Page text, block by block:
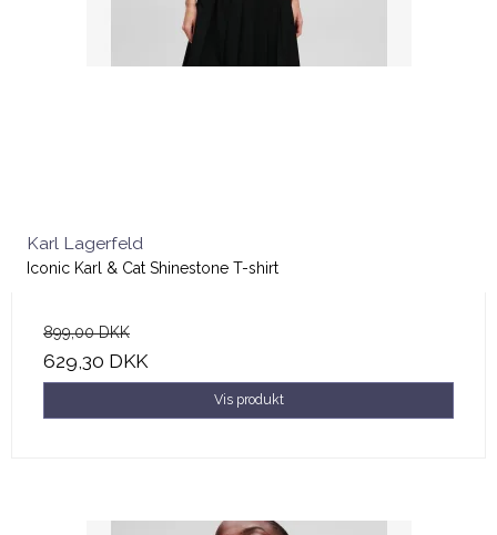
Karl Lagerfeld
Iconic Karl & Cat Shinestone T-shirt
899,00 DKK
629,30 DKK
Vis produkt